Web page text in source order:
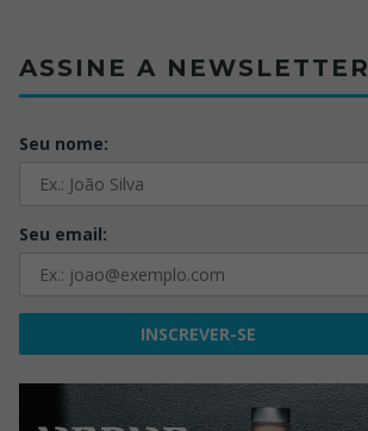
ASSINE A NEWSLETTER
Seu nome:
Seu email: